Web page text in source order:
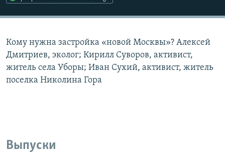
Кому нужна застройка «новой Москвы»? Алексей
Дмитриев, эколог; Кирилл Суворов, активист,
житель села Уборы; Иван Сухий, активист, житель
поселка Николина Гора
Выпуски